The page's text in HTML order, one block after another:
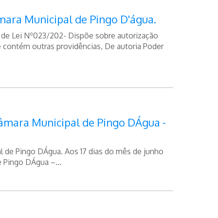
Municipal de Pingo D'água.
Lei Nº023/202- Dispõe sobre autorização
outras providências, De autoria Poder
Municipal de Pingo DÁgua -
de Pingo DÁgua. Aos 17 dias do mês de junho
Pingo DÁgua –...